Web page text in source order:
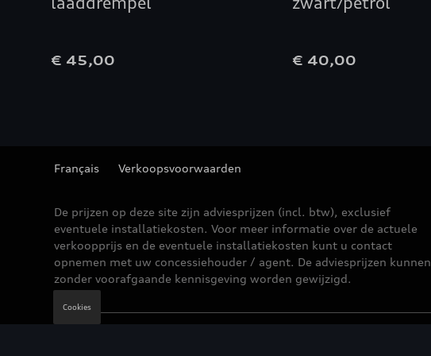
€ 45,00 € 40,00
Français Verkoopsvoorwaarden
De prijzen op deze site zijn adviesprijzen (incl. btw), exclusief
eventuele installatiekosten. Voor meer informatie over de actuele
verkoopprijs en de eventuele installatiekosten kunt u contact
opnemen met uw concessiehouder / agent. De adviesprijzen kunnen
zonder voorafgaande kennisgeving worden gewijzigd.
Cookies